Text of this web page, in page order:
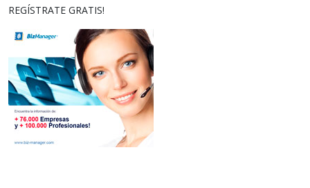
REGÍSTRATE GRATIS!